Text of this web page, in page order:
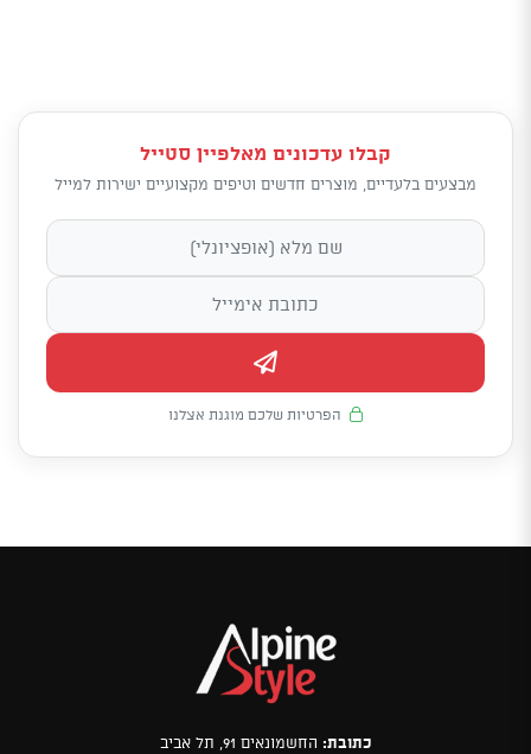
קבלו עדכונים מאלפיין סטייל
מבצעים בלעדיים, מוצרים חדשים וטיפים מקצועיים ישירות למייל
הפרטיות שלכם מוגנת אצלנו
כתובת: החשמונאים 91, תל אביב